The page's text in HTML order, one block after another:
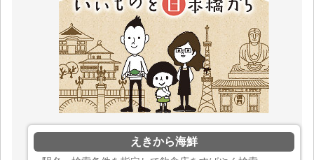
えきから海鮮